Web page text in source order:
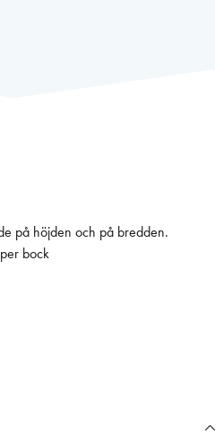
på höjden och på bredden.
bock